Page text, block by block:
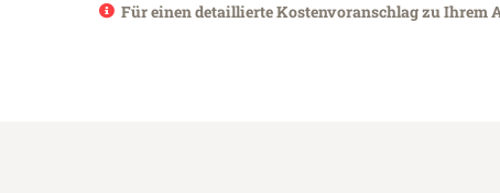
Für einen detaillierte Kostenvoranschlag zu